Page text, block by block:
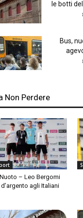
le botti
Bus,
Non Perdere
Nuoto – Leo Bergomi
d’argento agli Italiani